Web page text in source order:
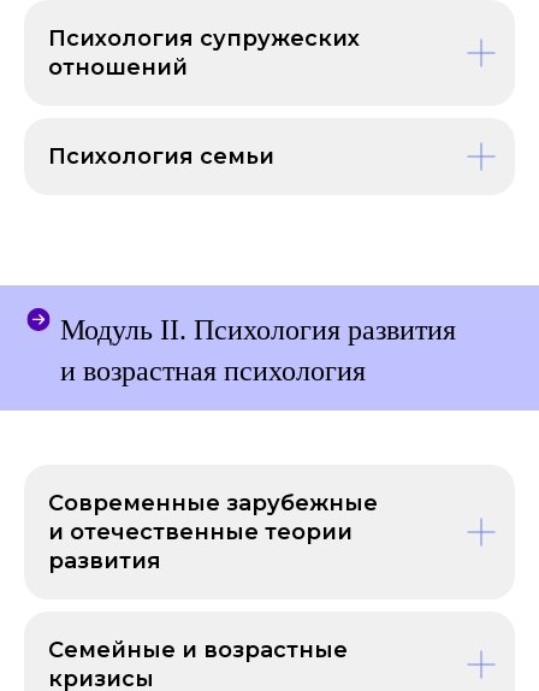
Психология супружеских
отношений
Психология семьи
Модуль II. Психология развития
и возрастная психология
Современные зарубежные
и отечественные теории
развития
Семейные и возрастные
кризисы